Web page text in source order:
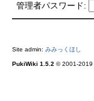
管理者パスワード:
Site admin: みみっくほし
PukiWiki 1.5.2 © 2001-2019